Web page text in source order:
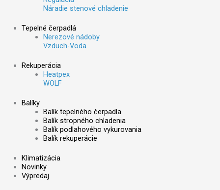
Náradie stenové chladenie
Tepelné čerpadlá
Nerezové nádoby
Vzduch-Voda
Rekuperácia
Heatpex
WOLF
Balíky
Balík tepelného čerpadla
Balík stropného chladenia
Balík podlahového vykurovania
Balík rekuperácie
Klimatizácia
Novinky
Výpredaj